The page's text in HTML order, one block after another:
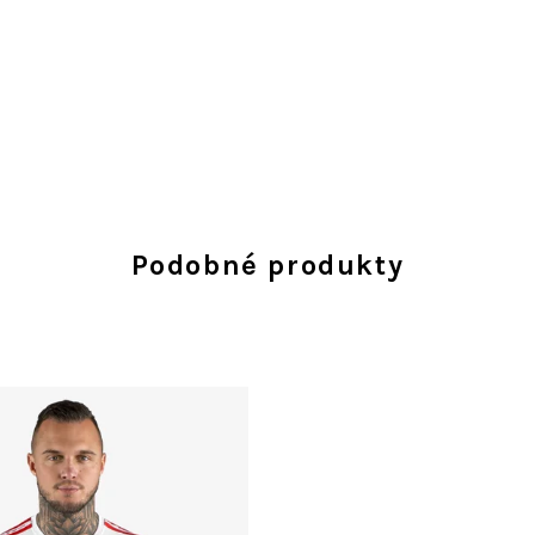
Podobné produkty